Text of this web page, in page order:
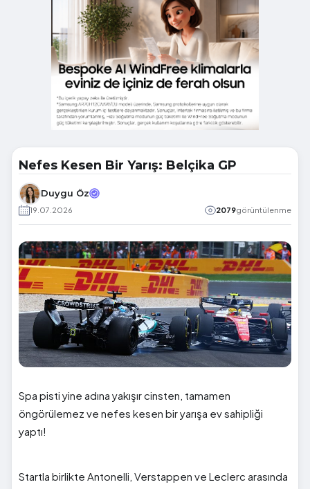
Nefes Kesen Bir Yarış: Belçika GP
Duygu Öz
19.07.2026 2079görüntülenme
Spa pisti yine adına yakışır cinsten, tamamen
öngörülemez ve nefes kesen bir yarışa ev sahipliği
yaptı!
Startla birlikte Antonelli, Verstappen ve Leclerc arasında